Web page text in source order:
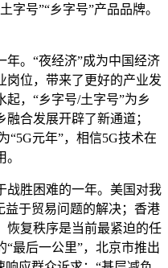
字号”“乡字号”产品品牌。
年。“夜经济”成为中国经济
岗位，带来了更好的产业发
，“乡字号/土字号”为乡
合发展开辟了新通道；
“5G元年”，相信5G技术在
战胜困难的一年。美国对我
益于贸易问题的解决；香港
恢复秩序是当前最紧迫的任
最后一公里”，北京市推出